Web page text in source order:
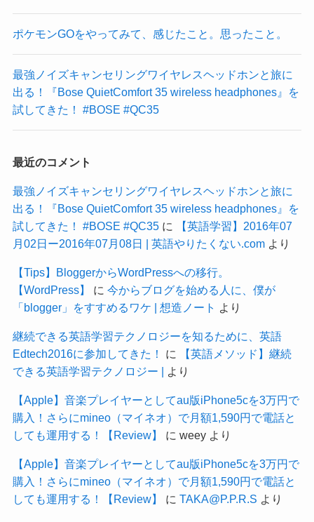
ポケモンGOをやってみて、感じたこと。思ったこと。
最強ノイズキャンセリングワイヤレスヘッドホンと旅に
出る！『Bose QuietComfort 35 wireless headphones』を
試してきた！ #BOSE #QC35
最近のコメント
最強ノイズキャンセリングワイヤレスヘッドホンと旅に
出る！『Bose QuietComfort 35 wireless headphones』を
試してきた！ #BOSE #QC35に
【英語学習】2016年07
月02日ー2016年07月08日 | 英語やりたくない.comより
【Tips】BloggerからWordPressへの移行。
【WordPress】
に 今からブログを始める人に、僕が
「blogger」をすすめるワケ | 想造ノート より
継続できる英語学習テクノロジーを知るために、英語
Edtech2016に参加してきた！
に
【英語メソッド】継続
できる英語学習テクノロジー | より
【Apple】音楽プレイヤーとしてau版iPhone5cを3万円で
購入！さらにmineo（マイネオ）で月額1,590円で電話と
しても運用する！【Review】
に weeyより
【Apple】音楽プレイヤーとしてau版iPhone5cを3万円で
購入！さらにmineo（マイネオ）で月額1,590円で電話と
しても運用する！【Review】
に TAKA@P.P.R.S より